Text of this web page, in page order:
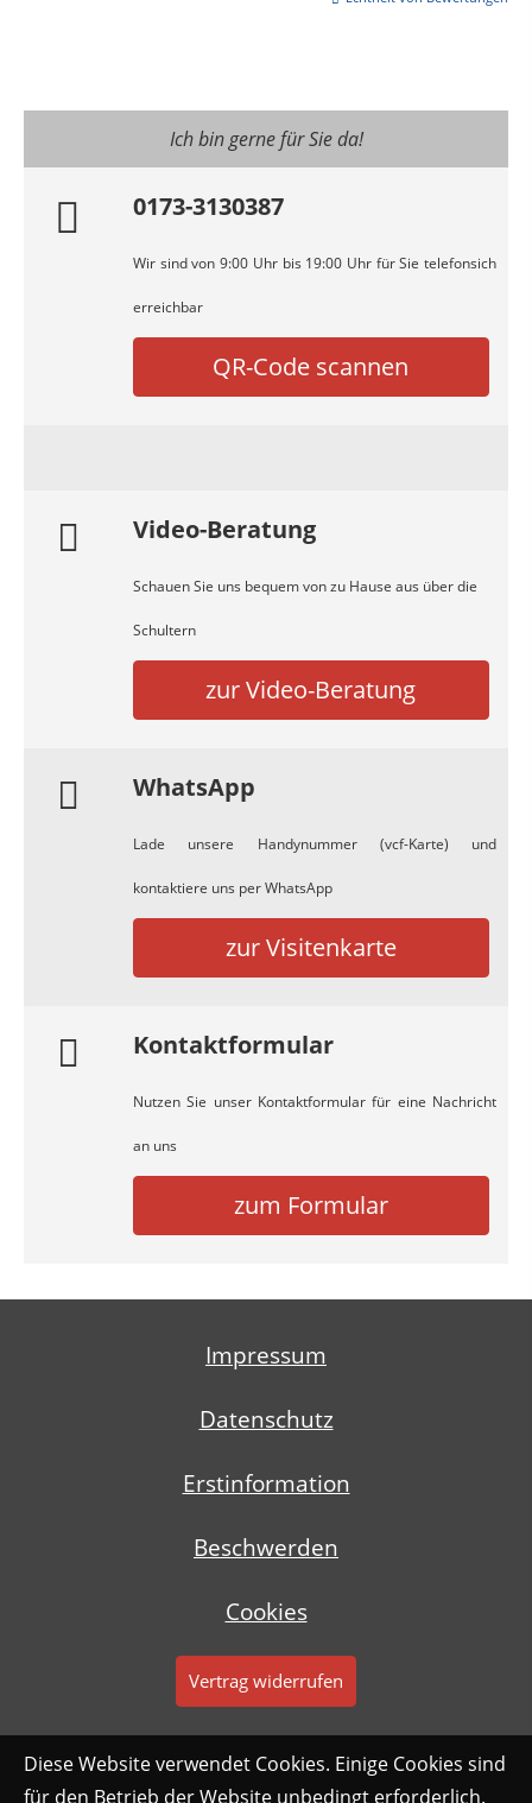
Ich bin gerne für Sie da!
0173-3130387
Wir sind von 9:00 Uhr bis 19:00 Uhr für Sie telefonsich
erreichbar
QR-Code scannen
Video-Beratung
Schauen Sie uns bequem von zu Hause aus über die
Schultern
zur Video-Beratung
WhatsApp
Lade unsere Handynummer (vcf-Karte) und
kontaktiere uns per WhatsApp
zur Visitenkarte
Kontaktformular
Nutzen Sie unser Kontaktformular für eine Nachricht
an uns
zum Formular
Impressum
Datenschutz
Erstinformation
Beschwerden
Cookies
Vertrag widerrufen
Diese Website verwendet Cookies. Einige Cookies sind
für den Betrieb der Website unbedingt erforderlich.